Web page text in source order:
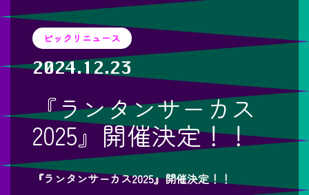
ビックリニュース
2024.12.23
『ランタンサーカス
2025』開催決定！！
『ランタンサーカス2025』開催決定！！